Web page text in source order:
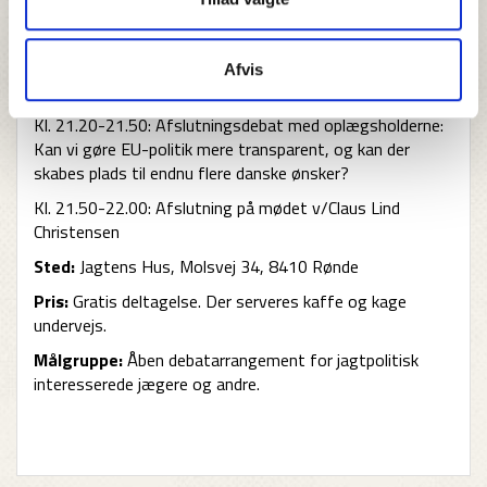
Afvis
hvordan et dansk mandat bliver til, og er der plads til
detaljen v/Erik Christensen (S), formand for
Kl. 21.20-21.50: Afslutningsdebat med oplægsholderne:
Kan vi gøre EU-politik mere transparent, og kan der
skabes plads til endnu flere danske ønsker?
Kl. 21.50-22.00: Afslutning på mødet v/Claus Lind
Christensen
Sted: Jagtens Hus, Molsvej 34, 8410 Rønde
Pris:Gratis deltagelse. Der serveres kaffe og kage
undervejs.
Målgruppe:Åben debatarrangement for jagtpolitisk
interesserede jægere og andre.